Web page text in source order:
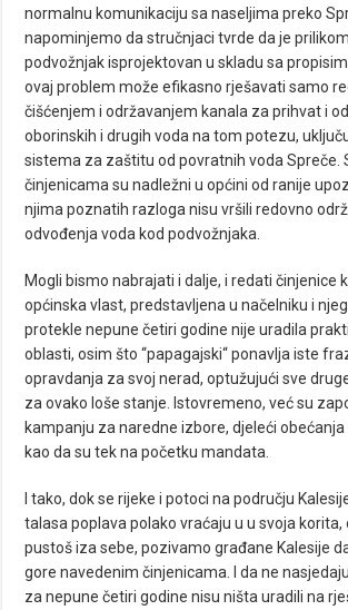
normalnu komunikaciju sa naseljima preko
napominjemo da stručnjaci tvrde da je
podvožnjak isprojektovan u skladu sa
ovaj problem može efikasno rješavati samo
čišćenjem i održavanjem kanala za prihvat i
oborinskih i drugih voda na tom potezu,
sistema za zaštitu od povratnih voda Spreče.
činjenicama su nadležni u općini od ranije
njima poznatih razloga nisu vršili redovno
odvođenja voda kod podvožnjaka.
Mogli bismo nabrajati i dalje, i redati činjenice
općinska vlast, predstavljena u načelniku i
protekle nepune četiri godine nije uradila
oblasti, osim što “papagajski“ ponavlja iste
opravdanja za svoj nerad, optužujući sve
za ovako loše stanje. Istovremeno, već su
kampanju za naredne izbore, djeleći obećanja
kao da su tek na početku mandata.
I tako, dok se rijeke i potoci na području
talasa poplava polako vraćaju u u svoja korita,
pustoš iza sebe, pozivamo građane Kalesije
gore navedenim činjenicama. I da ne
za nepune četiri godine nisu ništa uradili na